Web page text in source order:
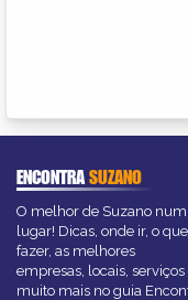
ENCONTRASUZANO
O melhor de Suzano num
lugar! Dicas, onde ir, o que
fazer, as melhores
empresas, locais, serviços
muito mais no guia